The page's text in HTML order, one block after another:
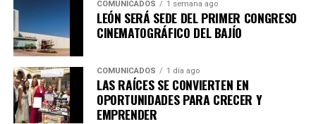
tecnología para la construcción.
Héctor Rodríguez Velázquez resaltó que uno de los
principales propósitos del encuentro es compartir
experiencias y mejores prácticas que permitan
profesionalizar y fortalecer los sistemas de
construcción en México.
COMUNICADOS 1 semana ago
LEÓN SERÁ SEDE DEL PRIMER CONGRESO
CINEMATOGRÁFICO DEL BAJÍO
COMUNICADOS 1 día ago
LAS RAÍCES SE CONVIERTEN EN
OPORTUNIDADES PARA CRECER Y
EMPRENDER